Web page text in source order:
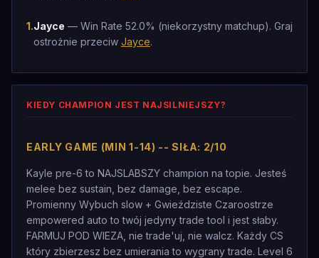
1.Jayce — Win Rate 52.0% (niekorzystny matchup). Graj
ostrożnie przeciw Jayce.
KIEDY CHAMPION JEST NAJSILNIEJSZY?
EARLY GAME (MIN 1-14) -- SIŁA: 2/10
Kayle pre-6 to NAJSLABSZY champion na topie. Jesteś
melee bez sustain, bez damage, bez escape.
Promienny Wybuch slow + Gwieździste Czaroostrze
empowered auto to twój jedyny trade tool i jest słaby.
FARMUJ POD WIEZA, nie trade'uj, nie walcz. Każdy CS
który zbierzesz bez umierania to wygrany trade. Level 6